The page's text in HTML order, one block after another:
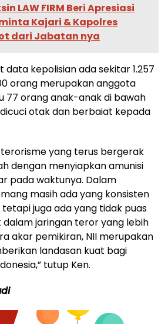
LAW FIRM Beri Apresiasi
Kajari & Kapolres
dari Jabatan nya
data kepolisian ada sekitar 1.257
orang merupakan anggota
77 orang anak-anak di bawah
dicuci otak dan berbaiat kepada
terorisme yang terus bergerak
dengan menyiapkan amunisi
pada waktunya. Dalam
masih ada yang konsisten
juga ada yang tidak puas
jaringan teror yang lebih
akar pemikiran, NII merupakan
landasan kuat bagi
tutup Ken.